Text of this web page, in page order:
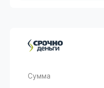
Сумма